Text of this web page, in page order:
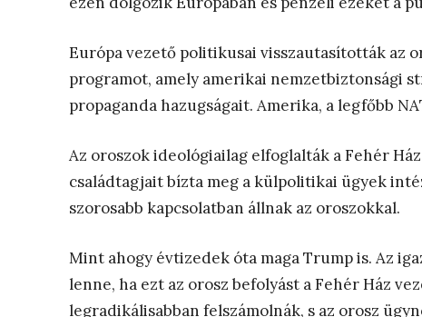
Európa vezető politikusai visszautasították az
programot, amely amerikai nemzetbiztonsági
propaganda hazugságait. Amerika, a legfőbb
Az oroszok ideológiailag elfoglalták a Fehér
családtagjait bízta meg a külpolitikai ügyek
szorosabb kapcsolatban állnak az oroszokkal.
Mint ahogy évtizedek óta maga Trump is. Az
lenne, ha ezt az orosz befolyást a Fehér Ház
legradikálisabban felszámolnák, s az orosz